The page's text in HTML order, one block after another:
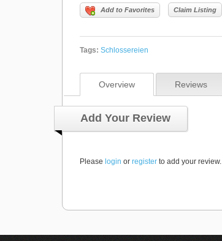
Add to Favorites Claim Listing
Tags: Schlossereien
Overview Reviews
Add Your Review
Please login or register to add your review.